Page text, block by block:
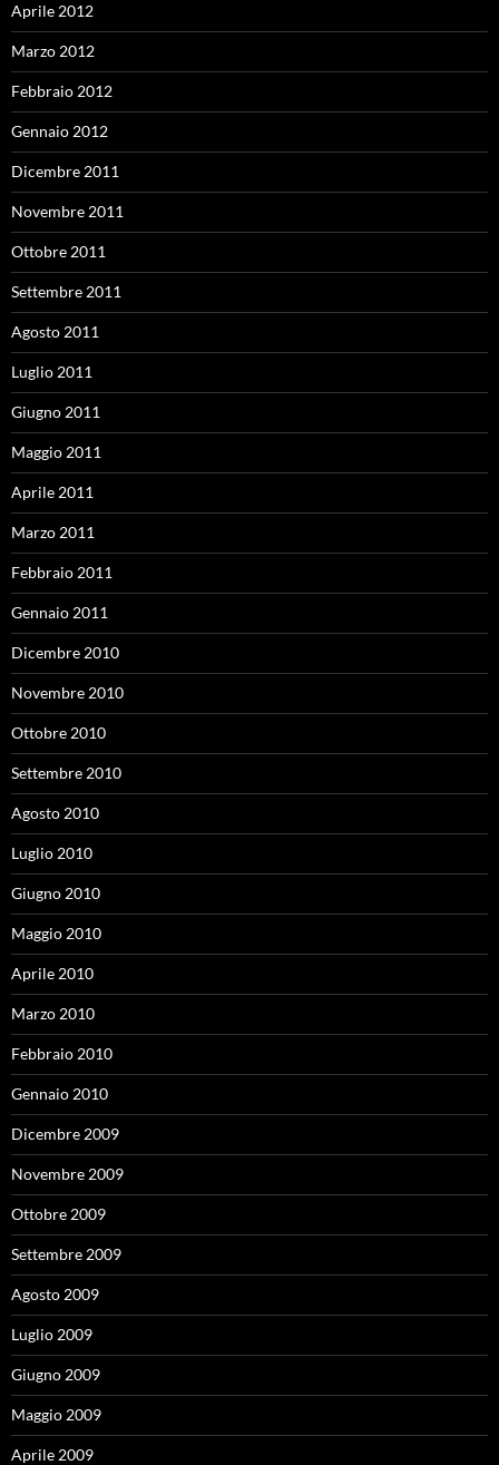
Aprile 2012
Marzo 2012
Febbraio 2012
Gennaio 2012
Dicembre 2011
Novembre 2011
Ottobre 2011
Settembre 2011
Agosto 2011
Luglio 2011
Giugno 2011
Maggio 2011
Aprile 2011
Marzo 2011
Febbraio 2011
Gennaio 2011
Dicembre 2010
Novembre 2010
Ottobre 2010
Settembre 2010
Agosto 2010
Luglio 2010
Giugno 2010
Maggio 2010
Aprile 2010
Marzo 2010
Febbraio 2010
Gennaio 2010
Dicembre 2009
Novembre 2009
Ottobre 2009
Settembre 2009
Agosto 2009
Luglio 2009
Giugno 2009
Maggio 2009
Aprile 2009